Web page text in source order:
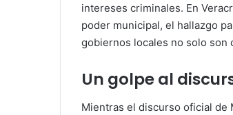
intereses criminales. En
poder municipal, el hallazgo
gobiernos locales no solo son
Un golpe al
Mientras el discurso oficial de